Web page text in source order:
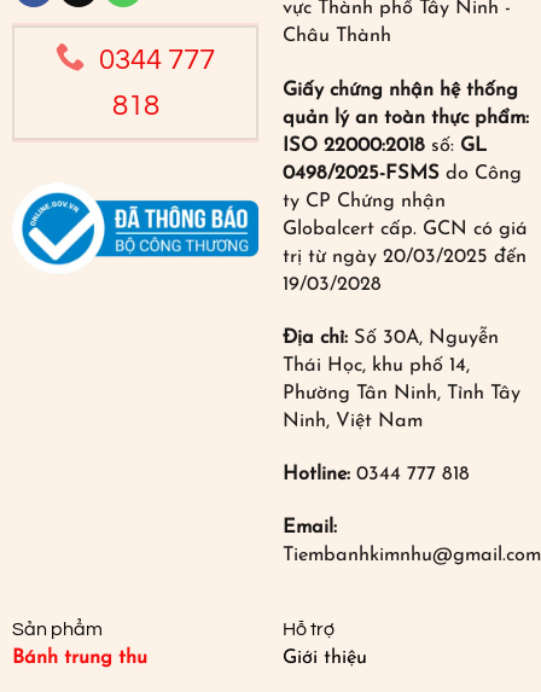
0344 777
818
vực Thành phố Tây Ninh -
Châu Thành
Giấy chứng nhận hệ thống
quản lý an toàn thực phẩm:
ISO 22000:2018 số: GL
0498/2025-FSMS do Công
ty CP Chứng nhận
Globalcert cấp. GCN có giá
trị từ ngày 20/03/2025 đến
19/03/2028
Địa chỉ: Số 30A, Nguyễn
Thái Học, khu phố 14,
Phường Tân Ninh, Tỉnh Tây
Ninh, Việt Nam
Hotline: 0344 777 818
Email:
Tiembanhkimnhu@gmail.com
Sản phẩm
Bánh trung thu
Hỗ trợ
Giới thiệu